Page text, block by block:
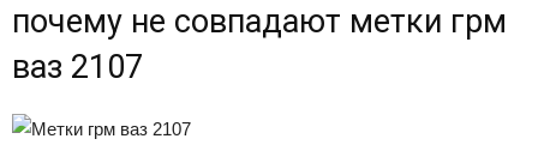
почему не совпадают метки грм
ваз 2107